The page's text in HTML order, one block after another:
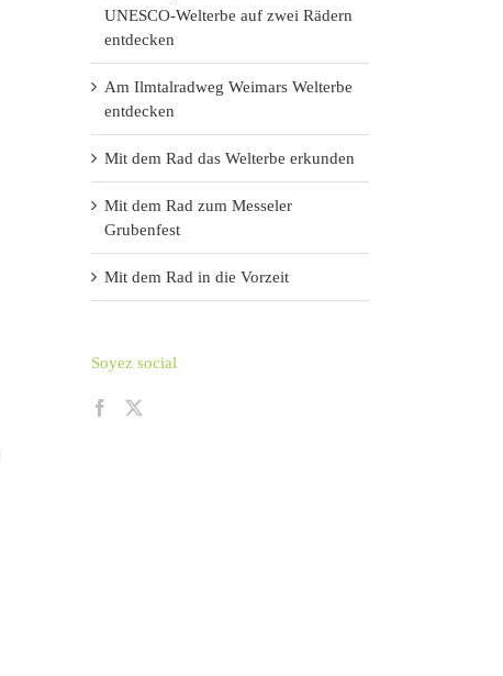
UNESCO-Welterbe auf zwei Rädern
entdecken
Am Ilmtalradweg Weimars Welterbe
entdecken
Mit dem Rad das Welterbe erkunden
Mit dem Rad zum Messeler
Grubenfest
Mit dem Rad in die Vorzeit
Soyez social